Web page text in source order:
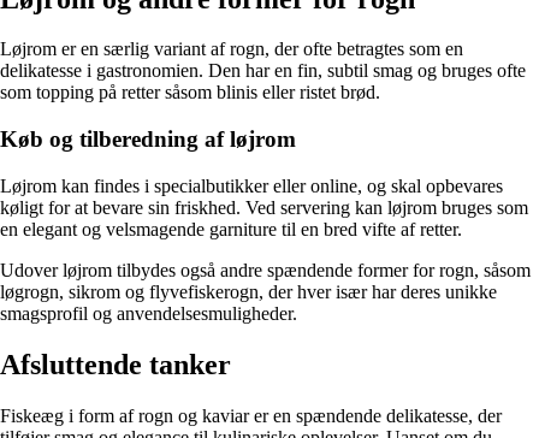
Løjrom er en særlig variant af rogn, der ofte betragtes som en
delikatesse i gastronomien. Den har en fin, subtil smag og bruges ofte
som topping på retter såsom blinis eller ristet brød.
Køb og tilberedning af løjrom
Løjrom kan findes i specialbutikker eller online, og skal opbevares
køligt for at bevare sin friskhed. Ved servering kan løjrom bruges som
en elegant og velsmagende garniture til en bred vifte af retter.
Udover løjrom tilbydes også andre spændende former for rogn, såsom
løgrogn, sikrom og flyvefiskerogn, der hver især har deres unikke
smagsprofil og anvendelsesmuligheder.
Afsluttende tanker
Fiskeæg i form af rogn og kaviar er en spændende delikatesse, der